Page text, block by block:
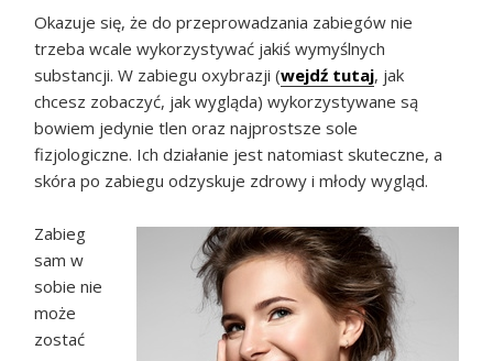
Okazuje się, że do przeprowadzania zabiegów nie
trzeba wcale wykorzystywać jakiś wymyślnych
substancji. W zabiegu oxybrazji (wejdź tutaj, jak
chcesz zobaczyć, jak wygląda) wykorzystywane są
bowiem jedynie tlen oraz najprostsze sole
fizjologiczne. Ich działanie jest natomiast skuteczne, a
skóra po zabiegu odzyskuje zdrowy i młody wygląd.
Zabieg
sam w
sobie nie
może
zostać